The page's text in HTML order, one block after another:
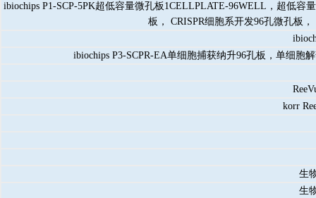
ibiochips P1-SCP-5PK超低容量微孔板1CELLPLATE-96WELL，超低
板， CRISPR细胞系开发96孔微孔板
ibiochips P3-SCPR-EA单细胞捕获纳升96孔板，单细
korr
生
生